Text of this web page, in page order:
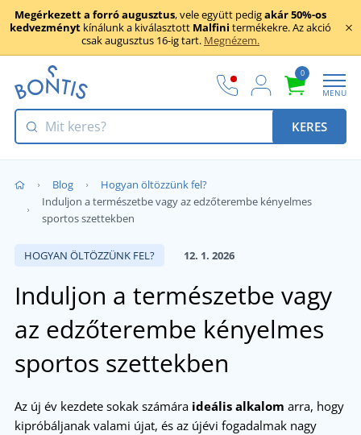
Megérkezett a forró augusztus, vele együtt pedigakár 50%-os
kedvezményt kínálunk a kiválasztott Malfini termékekre. Az akció
csak augusztus 16-ig tart. Megnézem.
0
MENU
KERES
Blog
Hogyan öltözzünk fel?
Induljon a természetbe vagy az edzőterembe kényelmes
sportos szettekben
HOGYAN ÖLTÖZZÜNK FEL? 12. 1. 2026
Induljon a természetbe vagy
az edzőterembe kényelmes
sportos szettekben
Az új év kezdete sokak számára ideális alkalom arra, hogy
kipróbáljanak valami újat, és az újévi fogadalmak nagy